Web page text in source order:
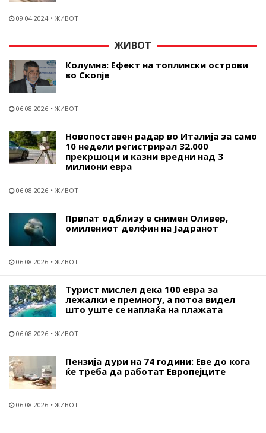
09.04.2024 ЖИВОТ
ЖИВОТ
Колумна: Ефект на топлински острови
во Скопје
06.08.2026 ЖИВОТ
Новопоставен радар во Италија за само
10 недели регистрирал 32.000
прекршоци и казни вредни над 3
милиони евра
06.08.2026 ЖИВОТ
Првпат одблизу е снимен Оливер,
омилениот делфин на Јадранот
06.08.2026 ЖИВОТ
Турист мислел дека 100 евра за
лежалки е премногу, а потоа видел
што уште се наплаќа на плажата
06.08.2026 ЖИВОТ
Пензија дури на 74 години: Еве до кога
ќе треба да работат Европејците
06.08.2026 ЖИВОТ